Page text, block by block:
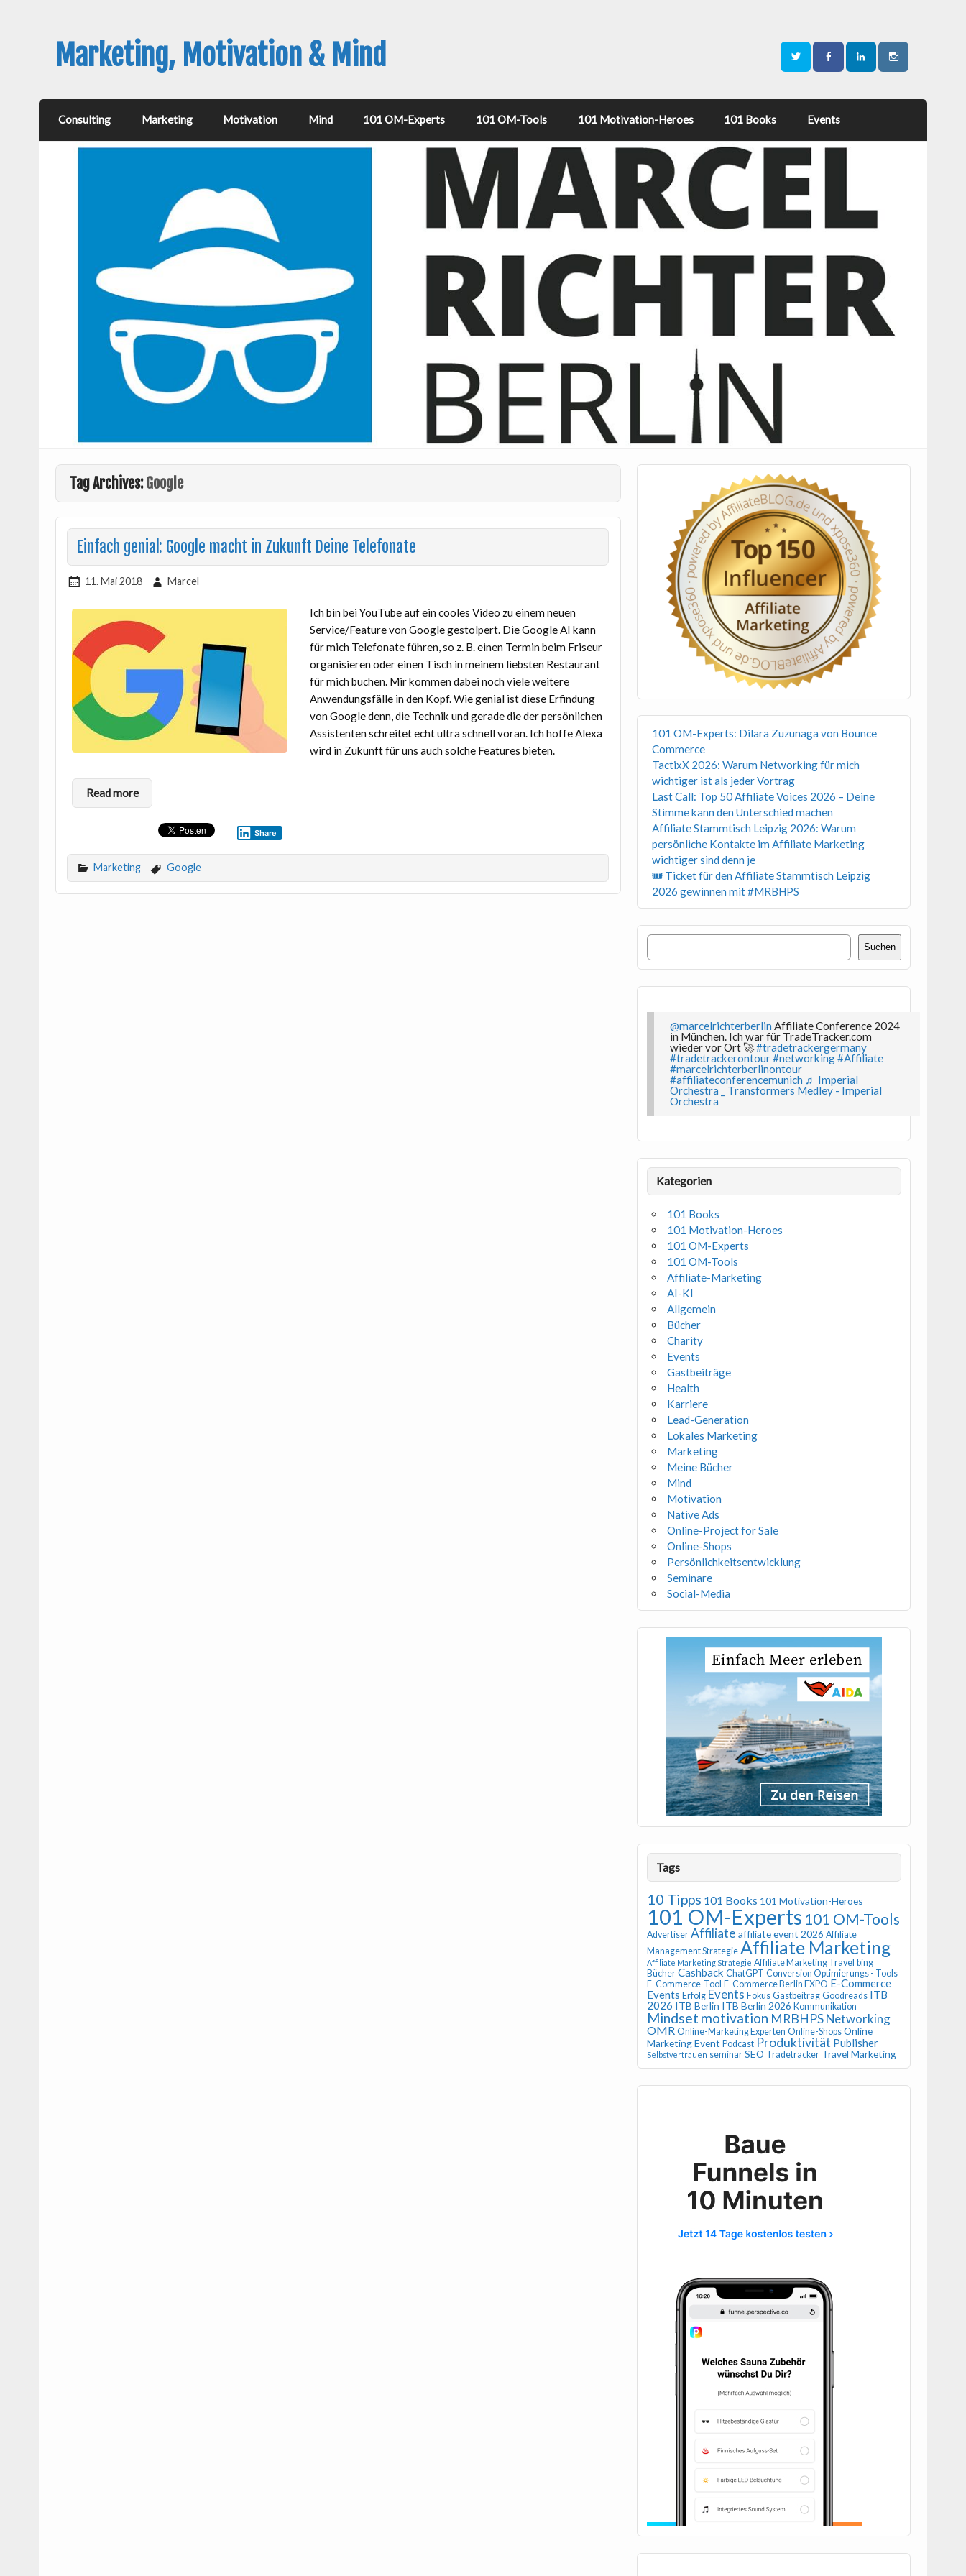
Marketing, Motivation & Mind
Consulting Marketing Motivation Mind 101 OM-Experts 101 OM-Tools 101 Motivation-Heroes 101 Books Events
Tag Archives:Google
Einfach genial: Google macht in Zukunft Deine Telefonate
11. Mai 2018 Marcel
Ich bin bei YouTube auf ein cooles Video zu einem neuen
Service/Feature von Google gestolpert. Die Google AI kann
für mich Telefonate führen, so z. B. einen Termin beim Friseur
organisieren oder einen Tisch in meinem liebsten Restaurant
für mich buchen. Mir kommen dabei noch viele weitere
Anwendungsfälle in den Kopf. Wie genial ist diese Erfindung
von Google denn, die Technik und gerade die der persönlichen
Assistenten schreitet echt ultra schnell voran. Ich hoffe Alexa
wird in Zukunft für uns auch solche Features bieten.
Read more
Share
Marketing Google
101 OM-Experts: Dilara Zuzunaga von Bounce
Commerce
TactixX 2026: Warum Networking für mich
wichtiger ist als jeder Vortrag
Last Call: Top 50 Affiliate Voices 2026 – Deine
Stimme kann den Unterschied machen
Affiliate Stammtisch Leipzig 2026: Warum
persönliche Kontakte im Affiliate Marketing
wichtiger sind denn je
🎟 Ticket für den Affiliate Stammtisch Leipzig
2026 gewinnen mit #MRBHPS
Suchen
Suchen
@marcelrichterberlin Affiliate Conference 2024
in München. Ich war für TradeTracker.com
wieder vor Ort 🚀#tradetrackergermany
#tradetrackerontour#networking#Affiliate
#marcelrichterberlinontour
#affiliateconferencemunich ♬ Imperial
Orchestra _ Transformers Medley - Imperial
Orchestra
Kategorien
101 Books
101 Motivation-Heroes
101 OM-Experts
101 OM-Tools
Affiliate-Marketing
AI-KI
Allgemein
Bücher
Charity
Events
Gastbeiträge
Health
Karriere
Lead-Generation
Lokales Marketing
Marketing
Meine Bücher
Mind
Motivation
Native Ads
Online-Project for Sale
Online-Shops
Persönlichkeitsentwicklung
Seminare
Social-Media
Tags
10 Tipps 101 Books 101 Motivation-Heroes
101 OM-Experts 101 OM-Tools
Advertiser Affiliate affiliate event 2026 Affiliate
Management Strategie Affiliate Marketing
Affiliate Marketing Strategie Affiliate Marketing Travel bing
Bücher Cashback ChatGPT Conversion Optimierungs - Tools
E-Commerce-Tool E-Commerce Berlin EXPO E-Commerce
Events Erfolg Events Fokus Gastbeitrag Goodreads ITB
2026 ITB Berlin ITB Berlin 2026 Kommunikation
Mindset motivation MRBHPS Networking
OMR Online-Marketing Experten Online-Shops Online
Marketing Event Podcast Produktivität Publisher
Selbstvertrauen seminar SEO Tradetracker Travel Marketing